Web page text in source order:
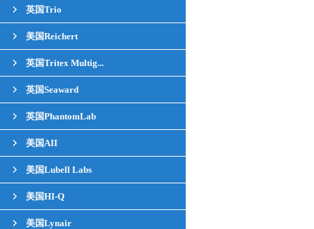
英国Trio
美国Reichert
英国Tritex Multig...
英国Seaward
英国PhantomLab
美国AII
美国Lubell Labs
美国HI-Q
美国Lynair